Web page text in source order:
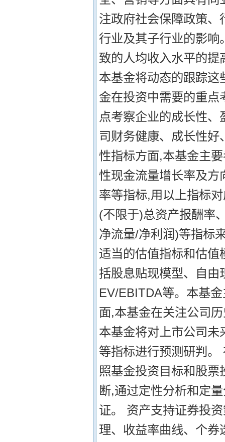
注政府社会保障政策
行业及其子行业的影
致的人均收入水平的
本基金将动态的跟踪
金在投资中需要的重
点考察企业的成长性
司财务健康、成长性
性指标方面,本基金主
性现金流量增长率及方
率等指标,用以上指标
(不限于)总资产报酬率
净流量/净利润)等指标
适当的估值指标和估
括股息贴现模型、自
EV/EBITDA等。本基
面,本基金在关注公司
本基金将对上市公司
等指标进行预测研判
照基金投资目标和股
断,通过定性分析和定
证。 资产支持证券投
理、收益率曲线、个